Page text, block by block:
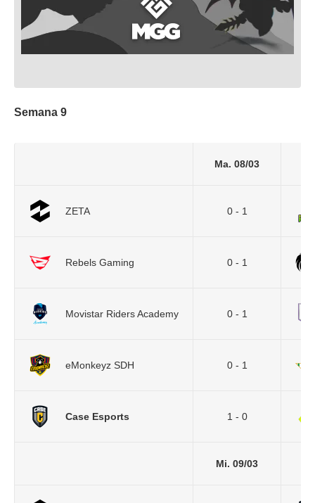
Semana 9
Ma. 08/03
ZETA 0 - 1
Rebels Gaming 0 - 1
Movistar Riders Academy 0 - 1
eMonkeyz SDH 0 - 1
Case Esports 1 - 0
Mi. 09/03